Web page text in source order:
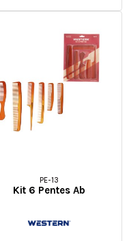
PE-13
Kit 6 Pentes Ab